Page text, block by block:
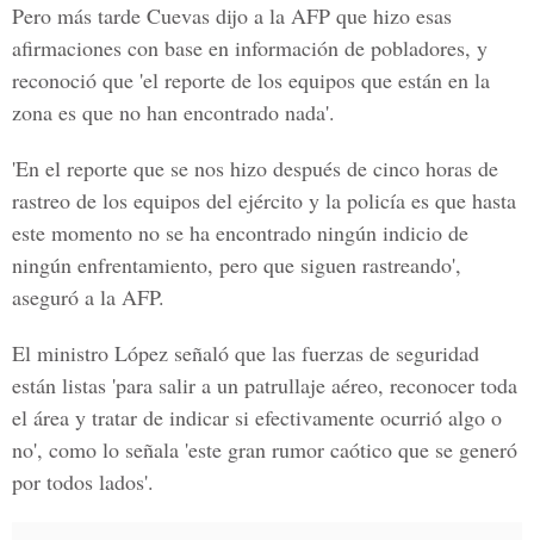
Pero más tarde Cuevas dijo a la AFP que hizo esas
afirmaciones con base en información de pobladores, y
reconoció que 'el reporte de los equipos que están en la
zona es que no han encontrado nada'.
'En el reporte que se nos hizo después de cinco horas de
rastreo de los equipos del ejército y la policía es que hasta
este momento no se ha encontrado ningún indicio de
ningún enfrentamiento, pero que siguen rastreando',
aseguró a la AFP.
El ministro López señaló que las fuerzas de seguridad
están listas 'para salir a un patrullaje aéreo, reconocer toda
el área y tratar de indicar si efectivamente ocurrió algo o
no', como lo señala 'este gran rumor caótico que se generó
por todos lados'.